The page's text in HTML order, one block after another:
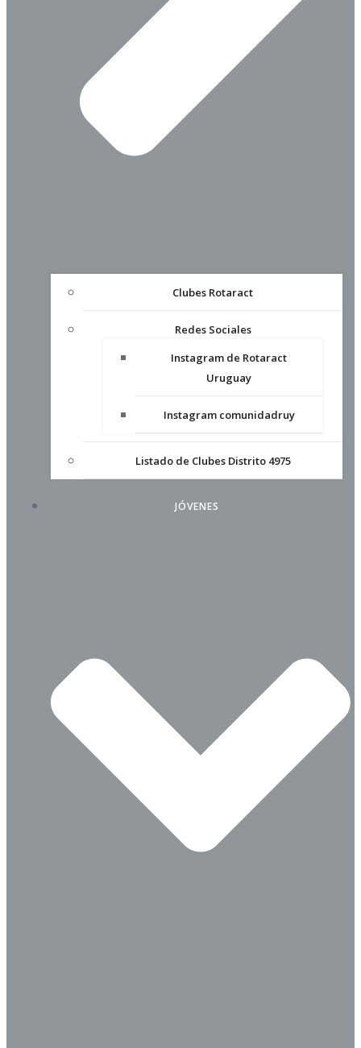
Clubes Rotaract
Redes Sociales
Instagram de Rotaract
Uruguay
Instagram comunidadruy
Listado de Clubes Distrito 4975
JÓVENES